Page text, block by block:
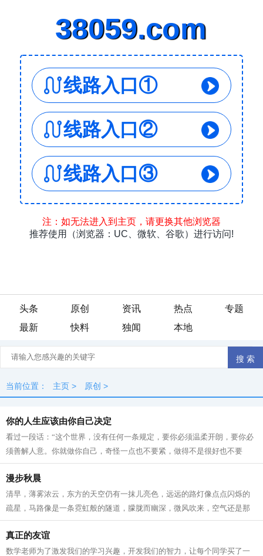
头条 原创 资讯 热点
专题
最新
快料 独闻 本地
当前位置： 主页 > 原创 >
你的人生应该由你自己决定
看过一段话：“这个世界，没有任何一条规定，要你必须温柔开朗，要你必
须善解人意。你就做你自己，奇怪一点也不要紧，做得不是很好也不要
紧。因为做自己这件事，不会有人比你...
漫步秋晨
清早，薄雾浓云，东方的天空仍有一抹儿亮色，远远的路灯像点点闪烁的
疏星，马路像是一条霓虹般的隧道，朦胧而幽深，微风吹来，空气还是那
般清凉甜爽。此时已经有紧张晨扫的人...
真正的友谊
数学老师为了激发我们的学习兴趣，开发我们的智力，让每个同学买了一